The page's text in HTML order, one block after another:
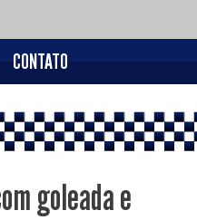
CONTATO
goleada e